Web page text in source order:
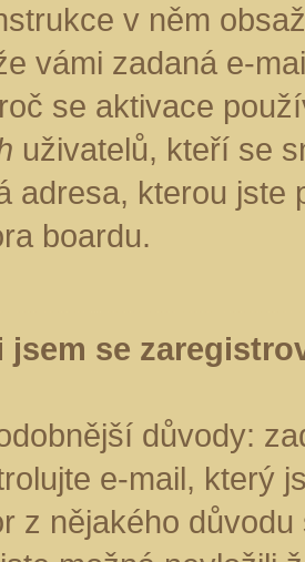
v něm
vámi zadaná e-
se aktivace
uživatelů, kteří se
adresa, kterou jste
boardu.
se
důvody:
e-mail, který
z nějakého